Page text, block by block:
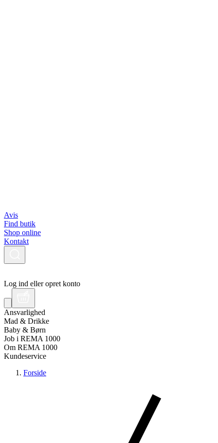
Avis
Find butik
Shop online
Kontakt
Log ind eller opret konto
Ansvarlighed
Mad & Drikke
Baby & Børn
Job i REMA 1000
Om REMA 1000
Kundeservice
Forside